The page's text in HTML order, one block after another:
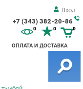
Вход
+7 (343) 382-20-86
ОПЛАТА И ДОСТАВКА
0 0